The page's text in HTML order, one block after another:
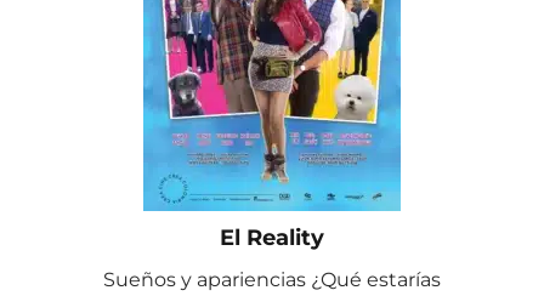
El Reality
Sueños y apariencias ¿Qué estarías